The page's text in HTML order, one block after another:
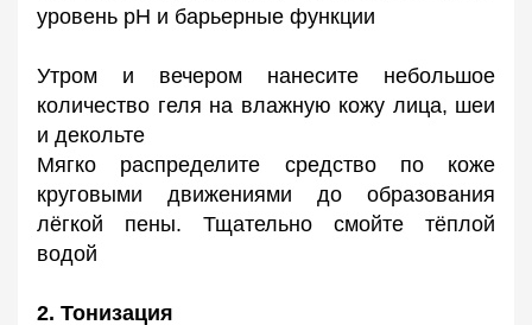
уровень pH и барьерные функции
Утром и вечером нанесите небольшое
количество геля на влажную кожу лица, шеи
и декольте
Мягко распределите средство по коже
круговыми движениями до образования
лёгкой пены. Тщательно смойте тёплой
водой
2. Тонизация